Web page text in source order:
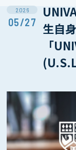
2026
05/27
生自
「